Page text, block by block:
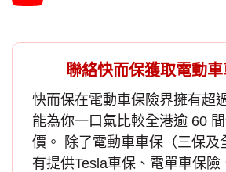
聯絡快而保獲取電動
快而保在電動車保險界擁有超
能為你一口氣比較全港逾 60
價。 除了電動車車保（三保及
有提供Tesla車保 、電單車保